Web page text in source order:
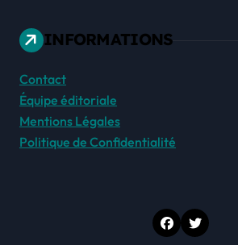
INFORMATIONS
Contact
Équipe éditoriale
Mentions Légales
Politique de Confidentialité